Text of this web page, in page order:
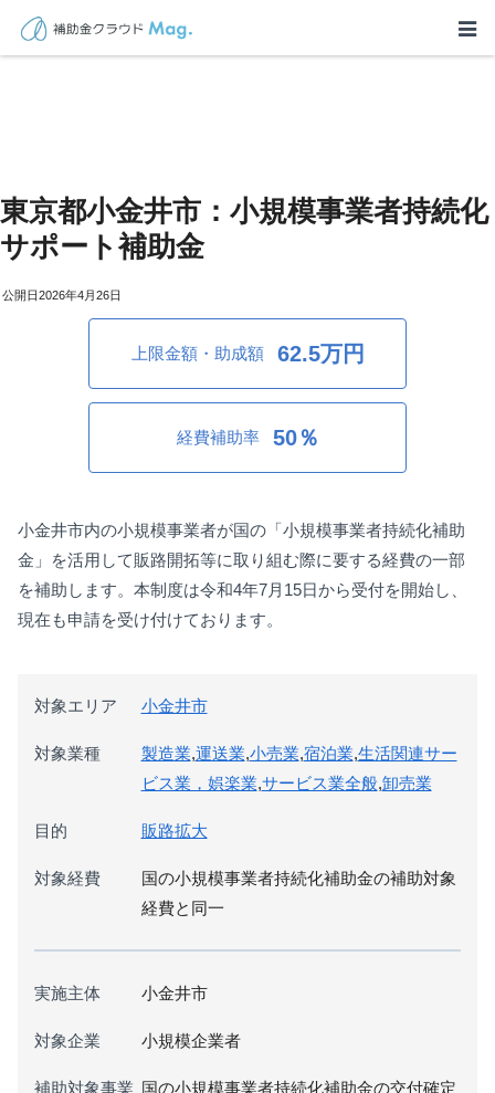
東京都小金井市：小規模事業者持続化
サポート補助金
2026年4月26日
上限金額・助成額 62.5万円
経費補助率 50％
小金井市内の小規模事業者が国の「小規模事業者持続化補助
金」を活用して販路開拓等に取り組む際に要する経費の一部
を補助します。本制度は令和4年7月15日から受付を開始し、
現在も申請を受け付けております。
対象エリア 小金井市
対象業種 製造業,運送業,小売業,宿泊業,生活関連サー
ビス業，娯楽業,サービス業全般,卸売業
目的 販路拡大
対象経費
国の小規模事業者持続化補助金の補助対象
経費と同一
実施主体 小金井市
対象企業 小規模企業者
補助対象事業 国の小規模事業者持続化補助金の交付確定